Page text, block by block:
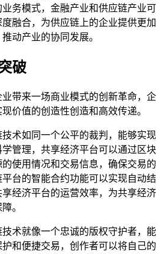
务模式，金融产业和供应链产业可
融合，为供应链上的企业提供更加
动产业的协同发展。
破
带来一场商业模式的创新革命，企
价值的创造性创造和高效传递。
术如同一个公平的裁判，能够实现
管理，共享经济平台可以通过区块
使用情况和交易信息，确保交易的
台的智能合约功能可以实现自动结
经济平台的运营效率，为共享经济
。
术就像一个忠诚的版权守护者，能
和便捷交易，创作者可以将自己的